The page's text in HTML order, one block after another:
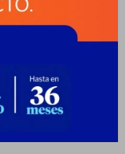
a otros canales de
tiendas físicas,
podrán
en este sitio,
servicios, precios,
y sin previo
de compra, la